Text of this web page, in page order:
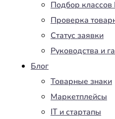
Подбор
Проверка
Статус заявки
Руководства и
Блог
Товарные знаки
Маркетплейсы
IT и стартапы